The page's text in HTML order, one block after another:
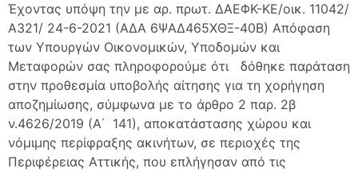
Έχοντας υπόψη την με αρ. πρωτ. ΔΑΕΦΚ-ΚΕ/οικ. 11042/
Α321/ 24-6-2021 (ΑΔΑ 6ΨΑΔ465ΧΘΞ-40Β) Απόφαση
των Υπουργών Οικονομικών, Υποδομών και
Μεταφορών σας πληροφορούμε ότι δόθηκε παράταση
στην προθεσμία υποβολής αίτησης για τη χορήγηση
αποζημίωσης, σύμφωνα με το άρθρο 2 παρ. 2β
ν.4626/2019 (Α΄ 141), αποκατάστασης χώρου και
νόμιμης περίφραξης ακινήτων, σε περιοχές της
Περιφέρειας Αττικής, που επλήγησαν από τις